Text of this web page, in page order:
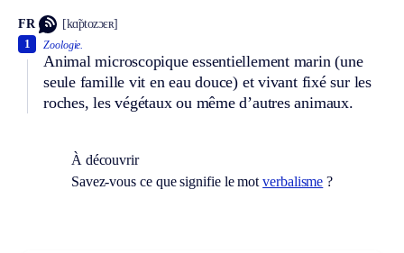
FR [kɑ̃ptozɔɛʀ]
Zoologie.
Animal microscopique essentiellement marin (une
seule famille vit en eau douce) et vivant fixé sur les
roches, les végétaux ou même d’autres animaux.
1
À découvrir
Savez-vous ce que signifie le motverbalisme ?